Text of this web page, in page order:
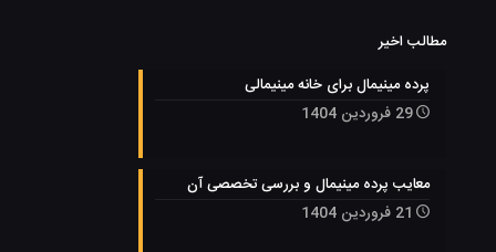
مطالب اخیر
پرده مینیمال برای خانه مینیمالی
29 فروردین 1404
معایب پرده مینیمال و بررسی تخصصی آن
21 فروردین 1404